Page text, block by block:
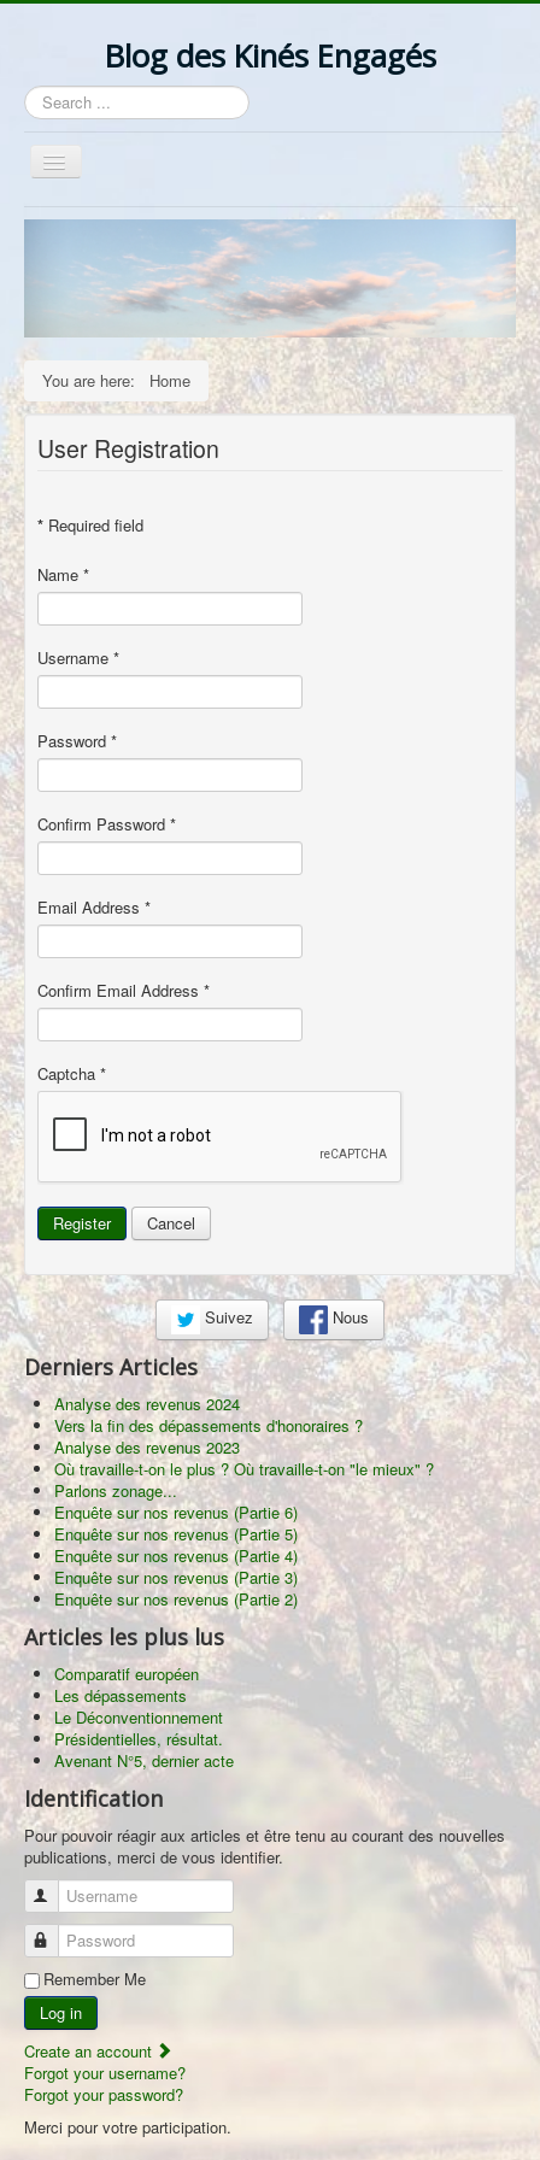
Blog des Kinés Engagés
Search
...
Toggle
Navigation
Bienvenue
Actualités
La Profession
Les Idées
Ordre/Contre Ordre
You are here: Home
User Registration
* Required field
Name *
Username *
Password *
Confirm Password *
Email Address *
Confirm Email Address *
Captcha *
Register Cancel
Suivez Nous
Derniers Articles
Analyse des revenus 2024
Vers la fin des dépassements d'honoraires ?
Analyse des revenus 2023
Où travaille-t-on le plus ? Où travaille-t-on "le mieux" ?
Parlons zonage...
Enquête sur nos revenus (Partie 6)
Enquête sur nos revenus (Partie 5)
Enquête sur nos revenus (Partie 4)
Enquête sur nos revenus (Partie 3)
Enquête sur nos revenus (Partie 2)
Articles les plus lus
Comparatif européen
Les dépassements
Le Déconventionnement
Présidentielles, résultat.
Avenant N°5, dernier acte
Identification
Pour pouvoir réagir aux articles et être tenu au courant des nouvelles
publications, merci de vous identifier.
Username
Password
Remember Me
Log in
Create an account
Forgot your username?
Forgot your password?
Merci pour votre participation.